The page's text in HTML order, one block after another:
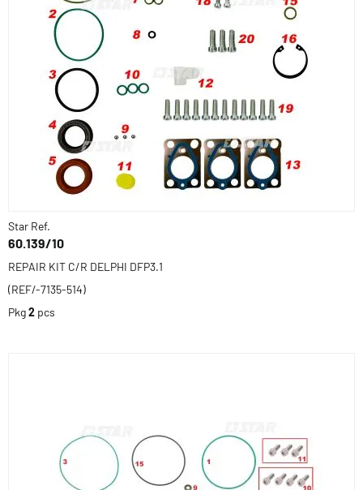
Star Ref.
60.139/10
REPAIR KIT C/R DELPHI DFP3.1
(REF/-7135-514)
Pkg2 pcs